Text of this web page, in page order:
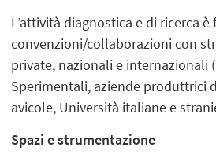
L’attività diagnostica e di ricerca
convenzioni/collaborazioni con
private, nazionali e
Sperimentali, aziende produttrici
avicole, Università italiane e
Spazi e strumentazione